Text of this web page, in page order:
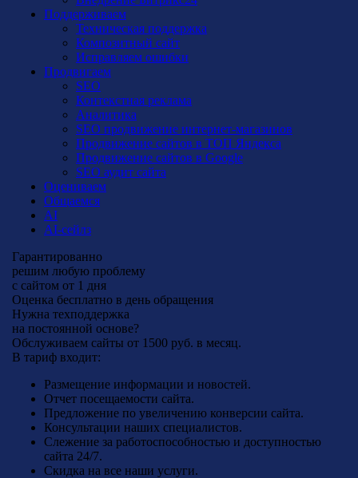
Поддерживаем
Техническая поддержка
Композитный сайт
Исправляем ошибки
Продвигаем
SEO
Контекстная реклама
Аналитика
SEO продвижение интернет-магазинов
Продвижение сайтов в ТОП Яндекса
Продвижение сайтов в Google
SEO аудит сайта
Оцениваем
Общаемся
AI
AI-сейлз
Гарантированно
решим любую проблему
с сайтом от 1 дня
Оценка бесплатно в день обращения
Нужна техподдержка
на постоянной основе?
Обслуживаем сайты от 1500 руб. в месяц.
В тариф входит:
Размещение информации и новостей.
Отчет посещаемости сайта.
Предложение по увеличению конверсии сайта.
Консультации наших специалистов.
Слежение за работоспособностью и доступностью
сайта 24/7.
Скидка на все наши услуги.